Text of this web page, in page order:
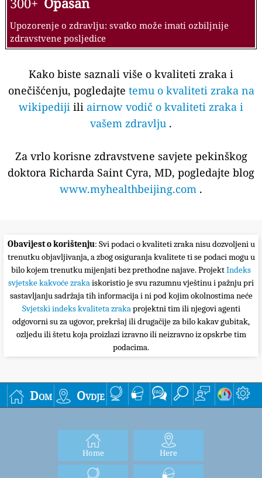
Upozorenje o zdravlju: svatko može imati ozbiljnije
zdravstvene posljedice
Kako biste saznali više o kvaliteti zraka i
onečišćenju, pogledajte temu o kvaliteti zraka na
wikipediji ili airnow vodič o kvaliteti zraka i
vašem zdravlju .
Za vrlo korisne zdravstvene savjete pekinškog
doktora Richarda Saint Cyra, MD, pogledajte blog
www.myhealthbeijing.com .
Obavijest o korištenju: Svi podaci o kvaliteti zraka nisu dozvoljeni u
trenutku objavljivanja, a zbog osiguranja kvalitete ti se podaci mogu u
bilo kojem trenutku mijenjati bez prethodne najave. ProjektIndeks
svjetske kakvoće zrakaiskoristio je svu razumnu vještinu i pažnju pri
sastavljanju sadržaja tih informacija i ni pod kojim okolnostima neće
Svjetski indeks kvaliteta zrakaprojektni tim ili njegovi agenti
odgovorni su za ugovor, prekršaj ili drugačije za bilo kakav gubitak,
ozljedu ili štetu koja proizlazi izravno ili neizravno iz opskrbe tim
podacima.
Dom Ovdje
Home Here